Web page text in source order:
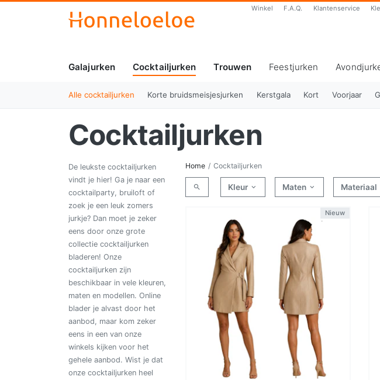
Winkel F.A.Q. Klantenservice
Galajurken
Cocktailjurken
Trouwen Feestjurken
Alle cocktailjurken Korte bruidsmeisjesjurken Kerstgala Kort Voorjaar
Cocktailjurken
De leukste cocktailjurken
vindt je hier! Ga je naar een
cocktailparty, bruiloft of
zoek je een leuk zomers
jurkje? Dan moet je zeker
eens door onze grote
collectie cocktailjurken
bladeren! Onze
cocktailjurken zijn
beschikbaar in vele kleuren,
maten en modellen. Online
blader je alvast door het
aanbod, maar kom zeker
eens in een van onze
winkels kijken voor het
gehele aanbod. Wist je dat
onze cocktailjurken heel
Home Cocktailjurken
Kleur Maten Materiaal
Nieuw